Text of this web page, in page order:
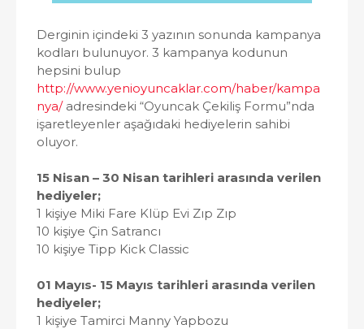
Derginin içindeki 3 yazının sonunda kampanya
kodları bulunuyor. 3 kampanya kodunun
hepsini bulup
http://www.yenioyuncaklar.com/haber/kampa
nya/adresindeki “Oyuncak Çekiliş Formu”nda
işaretleyenler aşağıdaki hediyelerin sahibi
oluyor.
15 Nisan – 30 Nisan tarihleri arasında verilen
hediyeler;
1 kişiye Miki Fare Klüp Evi Zıp Zıp
10 kişiye Çin Satrancı
10 kişiye Tipp Kick Classic
01 Mayıs- 15 Mayıs tarihleri arasında verilen
hediyeler;
1 kişiye Tamirci Manny Yapbozu